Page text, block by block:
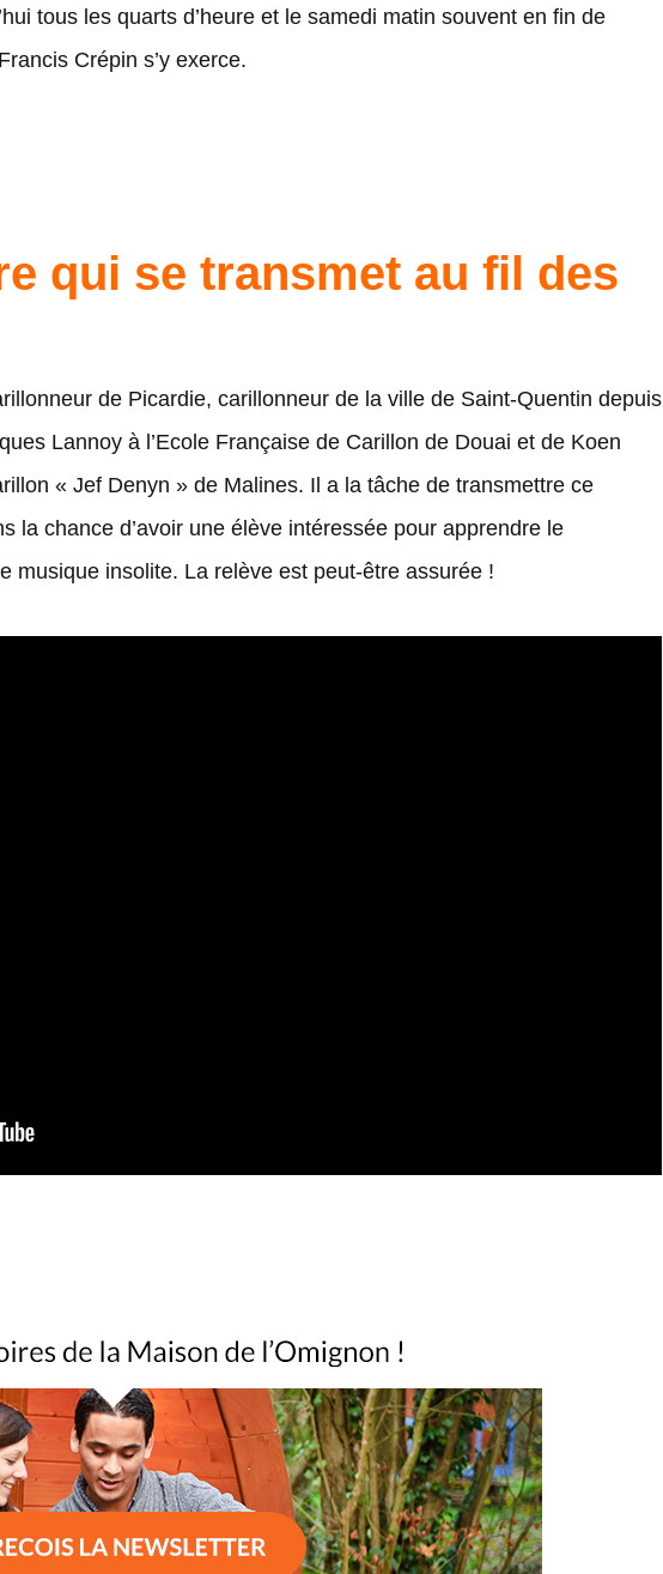
tous les quarts d’heure et le samedi matin souvent en fin de
Crépin s’y exerce.
qui se transmet au fil des
de Picardie, carillonneur de la ville de Saint-Quentin depuis
Lannoy à l’Ecole Française de Carillon de Douai et de Koen
« Jef Denyn » de Malines. Il a la tâche de transmettre ce
la chance d’avoir une élève intéressée pour apprendre le
musique insolite. La relève est peut-être assurée !